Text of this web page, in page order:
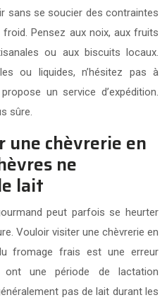
sans se soucier des contraintes
Pensez aux noix, aux fruits
ou aux biscuits locaux.
ou liquides, n’hésitez pas à
un service d’expédition.
sûre.
une chèvrerie en
ne
lait
peut parfois se heurter
Vouloir visiter une chèvrerie en
fromage frais est une erreur
une période de lactation
pas de lait durant les